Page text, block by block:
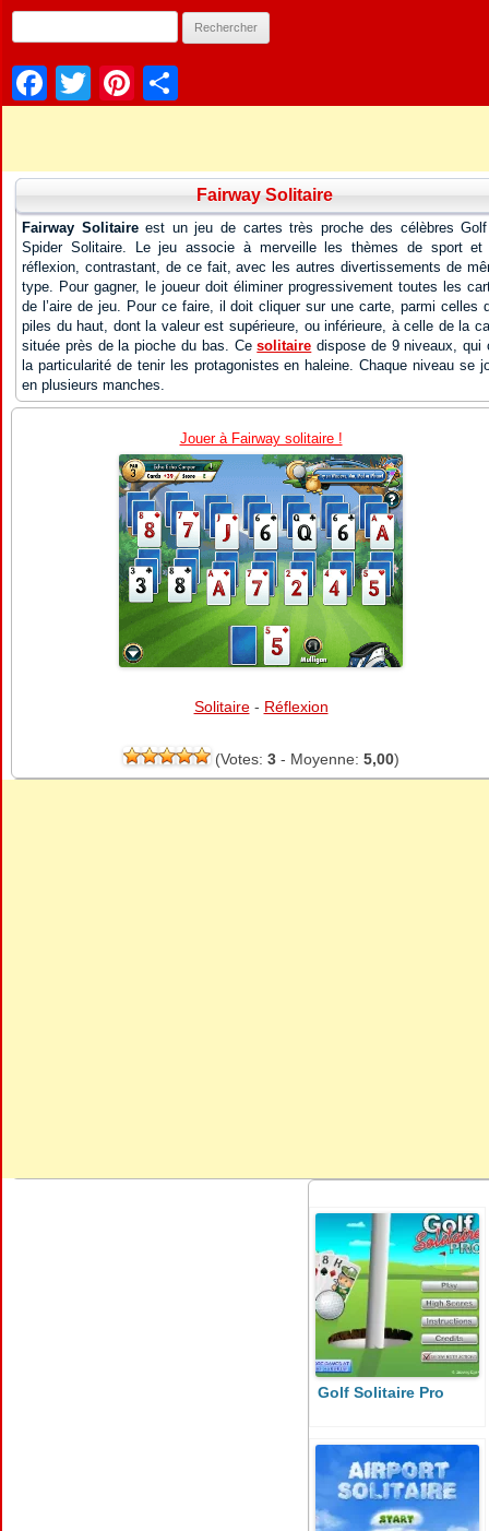
Facebook
TwitterPinterest
Fairway Solitaire
Fairway Solitaireest un jeu de cartes très proche des célèbres
Spider Solitaire. Le jeu associe à merveille les thèmes de sport et
réflexion, contrastant, de ce fait, avec les autres divertissements de
type. Pour gagner, le joueur doit éliminer progressivement toutes les
de l’aire de jeu. Pour ce faire, il doit cliquer sur une carte, parmi celles
piles du haut, dont la valeur est supérieure, ou inférieure, à celle de la
située près de la pioche du bas. Cesolitaire dispose de 9 niveaux, qui
la particularité de tenir les protagonistes en haleine. Chaque niveau se
en plusieurs manches.
Jouer à Fairway solitaire !
Solitaire- Réflexion
(Votes: 3- Moyenne: 5,00)
Golf Solitaire Pro